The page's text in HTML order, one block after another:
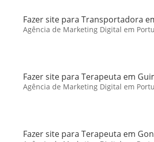
Fazer site para Transportadora
Agência de Marketing Digital em
Fazer site para Terapeuta em
Agência de Marketing Digital em
Fazer site para Terapeuta em